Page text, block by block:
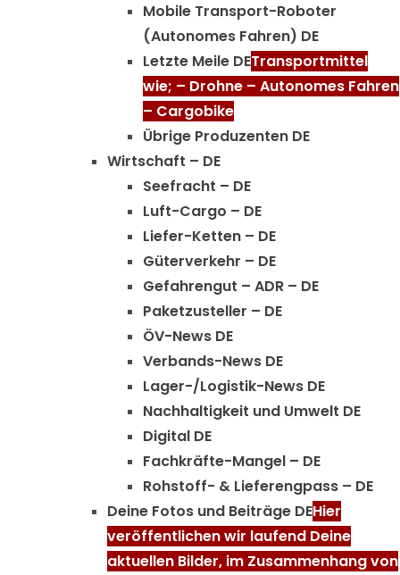
Mobile Transport-Roboter
(Autonomes Fahren) DE
Letzte Meile DETransportmittel
wie; – Drohne – Autonomes Fahren
– Cargobike
Übrige Produzenten DE
Wirtschaft – DE
Seefracht – DE
Luft-Cargo – DE
Liefer-Ketten – DE
Güterverkehr – DE
Gefahrengut – ADR – DE
Paketzusteller – DE
ÖV-News DE
Verbands-News DE
Lager-/Logistik-News DE
Nachhaltigkeit und Umwelt DE
Digital DE
Fachkräfte-Mangel – DE
Rohstoff- & Lieferengpass – DE
Deine Fotos und Beiträge DEHier
veröffentlichen wir laufend Deine
aktuellen Bilder, im Zusammenhang von